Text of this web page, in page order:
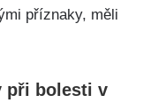
⁢příznaky, měli
při⁢ bolesti⁤ v